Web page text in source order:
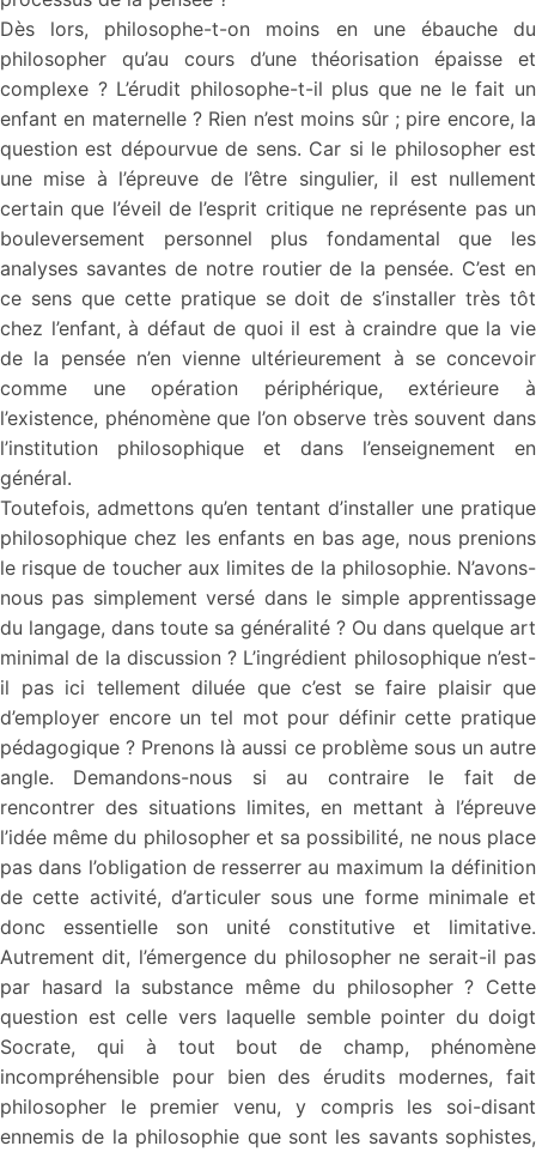
Dès lors, philosophe-t-on moins en une ébauche du
philosopher qu’au cours d’une théorisation épaisse et
complexe ? L’érudit philosophe-t-il plus que ne le fait un
enfant en maternelle ? Rien n’est moins sûr ; pire encore, la
question est dépourvue de sens. Car si le philosopher est
une mise à l’épreuve de l’être singulier, il est nullement
certain que l’éveil de l’esprit critique ne représente pas un
bouleversement personnel plus fondamental que les
analyses savantes de notre routier de la pensée. C’est en
ce sens que cette pratique se doit de s’installer très tôt
chez l’enfant, à défaut de quoi il est à craindre que la vie
de la pensée n’en vienne ultérieurement à se concevoir
comme une opération périphérique, extérieure à
l’existence, phénomène que l’on observe très souvent dans
l’institution philosophique et dans l’enseignement en
général.
Toutefois, admettons qu’en tentant d’installer une pratique
philosophique chez les enfants en bas age, nous prenions
le risque de toucher aux limites de la philosophie. N’avons-
nous pas simplement versé dans le simple apprentissage
du langage, dans toute sa généralité ? Ou dans quelque art
minimal de la discussion ? L’ingrédient philosophique n’est-
il pas ici tellement diluée que c’est se faire plaisir que
d’employer encore un tel mot pour définir cette pratique
pédagogique ? Prenons là aussi ce problème sous un autre
angle. Demandons-nous si au contraire le fait de
rencontrer des situations limites, en mettant à l’épreuve
l’idée même du philosopher et sa possibilité, ne nous place
pas dans l’obligation de resserrer au maximum la définition
de cette activité, d’articuler sous une forme minimale et
donc essentielle son unité constitutive et limitative.
Autrement dit, l’émergence du philosopher ne serait-il pas
par hasard la substance même du philosopher ? Cette
question est celle vers laquelle semble pointer du doigt
Socrate, qui à tout bout de champ, phénomène
incompréhensible pour bien des érudits modernes, fait
philosopher le premier venu, y compris les soi-disant
ennemis de la philosophie que sont les savants sophistes,